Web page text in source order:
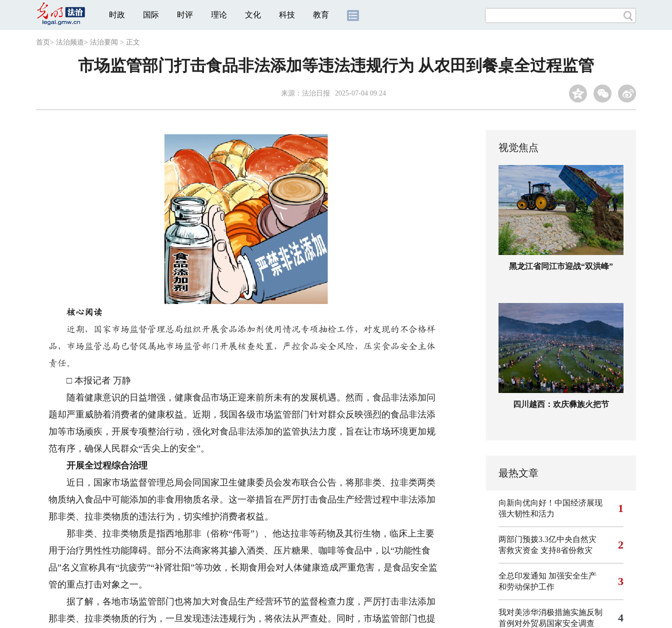
时政 国际 时评 理论 文化 科技 教育
首页 > 法治频道> 法治要闻 > 正文
市场监管部门打击食品非法添加等违法违规行为 从农田到餐桌全过程监管
来源： 法治日报 2025-07-04 09:24
核心阅读
近期，国家市场监督管理总局组织开展食品添加剂使用情况专项抽检工作，对发现的不合格样
品，市场监管总局已督促属地市场监管部门开展核查处置，严控食品安全风险，压实食品安全主体
责任。
□ 本报记者 万静
随着健康意识的日益增强，健康食品市场正迎来前所未有的发展机遇。然而，食品非法添加问
题却严重威胁着消费者的健康权益。近期，我国各级市场监管部门针对群众反映强烈的食品非法添
加等市场顽疾，开展专项整治行动，强化对食品非法添加的监管执法力度，旨在让市场环境更加规
范有序，确保人民群众“舌尖上的安全”。
开展全过程综合治理
近日，国家市场监督管理总局会同国家卫生健康委员会发布联合公告，将那非类、拉非类两类
物质纳入食品中可能添加的非食用物质名录。这一举措旨在严厉打击食品生产经营过程中非法添加
那非类、拉非类物质的违法行为，切实维护消费者权益。
那非类、拉非类物质是指西地那非（俗称“伟哥”）、他达拉非等药物及其衍生物，临床上主要
用于治疗男性性功能障碍。部分不法商家将其掺入酒类、压片糖果、咖啡等食品中，以“功能性食
品”名义宣称具有“抗疲劳”“补肾壮阳”等功效，长期食用会对人体健康造成严重危害，是食品安全监
管的重点打击对象之一。
据了解，各地市场监管部门也将加大对食品生产经营环节的监督检查力度，严厉打击非法添加
那非类、拉非类物质的行为，一旦发现违法违规行为，将依法从严查处。同时，市场监管部门也提
视觉焦点
黑龙江省同江市迎战“双洪峰”
四川越西：欢庆彝族火把节
最热文章
向新向优向好！中国经济展现
强大韧性和活力
1
两部门预拨3.3亿中央自然灾
害救灾资金 支持8省份救灾
2
全总印发通知 加强安全生产
和劳动保护工作
3
我对美涉华消极措施实施反制
首例对外贸易国家安全调查
4